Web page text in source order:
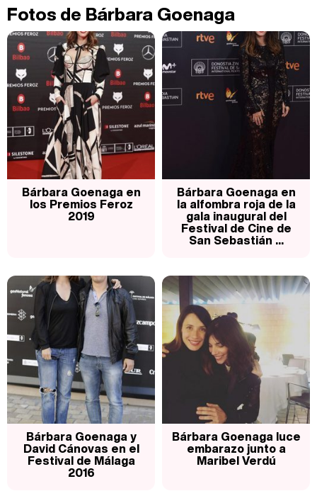
Carlota Corredera y Javier de Hoyos: "La tele tiene que representar al público también y aquí están todos los perfiles posibles&quo;
Magdalena de Suecia responde a las críticas y explica por qué le han permitido lanzar su propio negocio
Fotos de Bárbara Goenaga
Bárbara Goenaga en
los Premios Feroz
2019
Bárbara Goenaga en
la alfombra roja de la
gala inaugural del
Festival de Cine de
San Sebastián ...
Bárbara Goenaga y
David Cánovas en el
Festival de Málaga
2016
Bárbara Goenaga luce
embarazo junto a
Maribel Verdú